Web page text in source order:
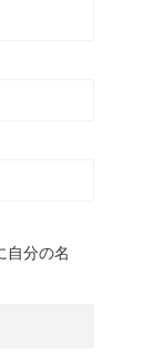
自分の名